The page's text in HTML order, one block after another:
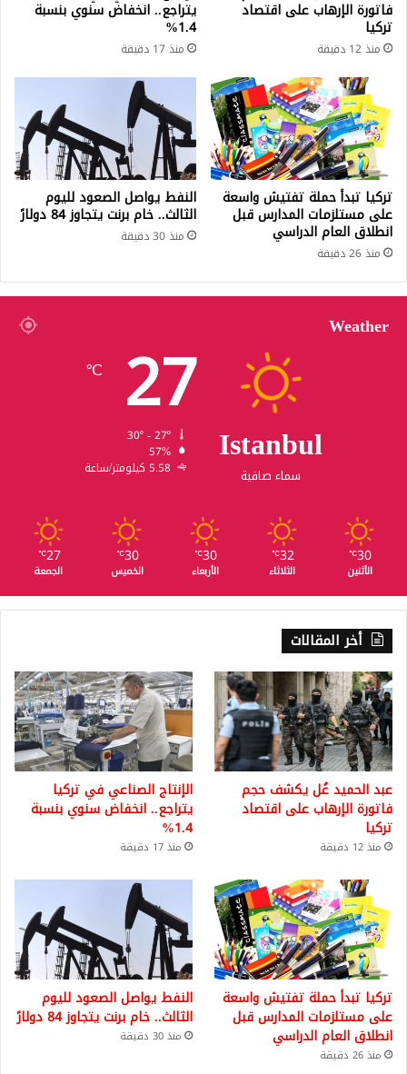
فاتورة الإرهاب على اقتصاد
تركيا
منذ 12 دقيقة
يتراجع.. انخفاض سنوي بنسبة
1.4%
منذ 17 دقيقة
تركيا تبدأ حملة تفتيش واسعة
على مستلزمات المدارس قبل
انطلاق العام الدراسي
منذ 26 دقيقة
النفط يواصل الصعود لليوم
الثالث.. خام برنت يتجاوز 84 دولارً
منذ 30 دقيقة
Weather
Istanbul
سماء صافية
27
℃
57%
5.58 كيلومتر/ساعة
30
℃
الأثنين
32
℃
الثلاثاء
30
℃
الأربعاء
30
℃
الخميس
27
℃
الجمعة
أخر المقالات
عبد الحميد غُل يكشف حجم
فاتورة الإرهاب على اقتصاد
تركيا
منذ 12 دقيقة
الإنتاج الصناعي في تركيا
يتراجع.. انخفاض سنوي بنسبة
1.4%
منذ 17 دقيقة
تركيا تبدأ حملة تفتيش واسعة
على مستلزمات المدارس قبل
انطلاق العام الدراسي
منذ 26 دقيقة
النفط يواصل الصعود لليوم
الثالث.. خام برنت يتجاوز 84 دولارً
منذ 30 دقيقة